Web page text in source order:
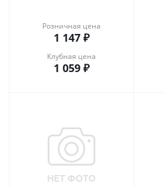
Розничная цена
1 147 ₽
Клубная цена
1 059 ₽